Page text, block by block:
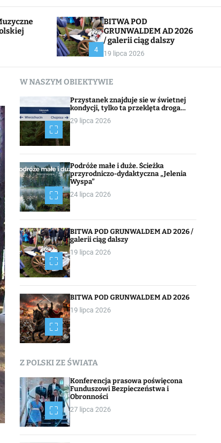
l
c
4
BITWA POD
GRUNWALDEM AD 2026
/ galerii ciąg dalszy
19 lipca 2026
W NASZYM OBIEKTYWIE
Przystanek znajduje sie w świetnej
kondycji, tylko ta przeklęta droga…
29 lipca 2026
Podróże małe i duże. Ścieżka
przyrodniczo-dydaktyczna „Jelenia
Wyspa”
24 lipca 2026
BITWA POD GRUNWALDEM AD 2026 /
galerii ciąg dalszy
19 lipca 2026
BITWA POD GRUNWALDEM AD 2026
19 lipca 2026
Z POLSKI ZE ŚWIATA
Konferencja prasowa poświęcona
Funduszowi Bezpieczeństwa i
Obronności
27 lipca 2026